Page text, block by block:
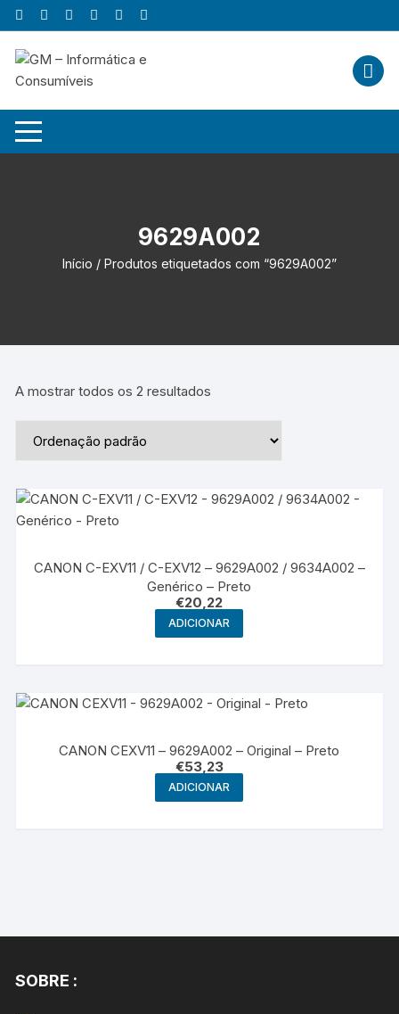
Skip
to
content
9629A002
Início / Produtos etiquetados com “9629A002”
A mostrar todos os 2 resultados
CANON C-EXV11 / C-EXV12 – 9629A002 / 9634A002 –
Genérico – Preto
€20,22
ADICIONAR
CANON CEXV11 – 9629A002 – Original – Preto
€53,23
ADICIONAR
SOBRE :